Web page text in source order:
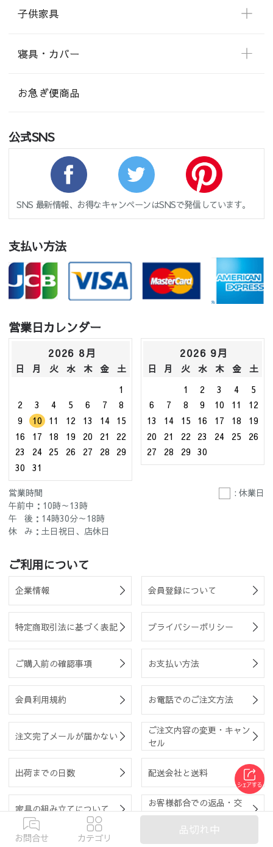
子供家具
寝具・カバー
お急ぎ便商品
公式SNS
SNS 最新情報、お得なキャンペーンはSNSで発信しています。
支払い方法
営業日カレンダー
2026 8月
日 月 火 水 木 金
土
1
2
3 4 5 6 7
8
9
10 11 12 13 14
15
16
17 18 19 20 21
22
23
24 25 26 27 28
29
30
31
2026 9月
日 月 火 水 木 金
土
1
2 3 4
5
6
7 8 9 10 11
12
13
14 15 16 17 18
19
20
21 22 23 24 25
26
27
28 29 30
営業時間
: 休業日
午前中：10時～13時
午 後：14時30分～18時
休 み：土日祝日、店休日
ご利用について
企業情報 会員登録について
特定商取引法に基づく表記 プライバシーポリシー
ご購入前の確認事項 お支払い方法
会員利用規約 お電話でのご注文方法
注文完了メールが届かない
ご注文内容の変更・キャン
セル
出荷までの日数 配送会社と送料
家具の組み立てについて
お客様都合での返品・交
換・返金
お問合せ カテゴリ
品切れ中